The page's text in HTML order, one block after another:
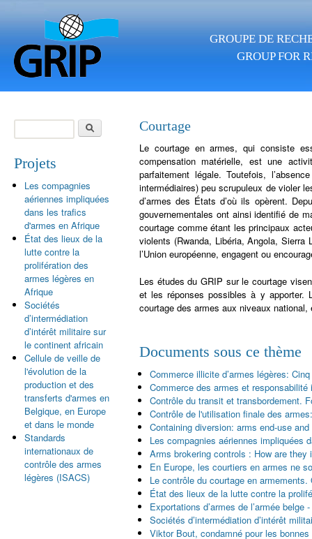
GROUPE DE
GROUP FOR
Courtage
Le courtage en armes, qui consiste
compensation matérielle, est une
parfaitement légale. Toutefois,
intermédiaires) peu scrupuleux de violer
d’armes des États d’où ils opèrent.
gouvernementales ont ainsi identifié de
courtage comme étant les principaux
violents (Rwanda, Libéria, Angola,
l’Union européenne, engagent ou
Les études du GRIP sur le courtage
et les réponses possibles à y apporter.
courtage des armes aux niveaux national,
Documents sous ce thème
Commerce illicite d’armes légères:
Commerce des armes et
Contrôle du transit et transbordement.
Contrôle de l'utilisation finale des
Containing diversion: arms end-use
Les compagnies aériennes impliquées
Arms brokering controls : How are they
En Europe, les courtiers en armes ne
Le contrôle du courtage en
État des lieux de la lutte contre la
Exportations d’armes de l’armée belge
Sociétés d’intermédiation d’intérêt
Viktor Bout, condamné pour les
Formulaire de
recherche
Projets
Les compagnies
aériennes impliquées
dans les trafics
d'armes en Afrique
État des lieux de la
lutte contre la
prolifération des
armes légères en
Afrique
Sociétés
d’intermédiation
d’intérêt militaire sur
le continent africain
Cellule de veille de
l'évolution de la
production et des
transferts d'armes en
Belgique, en Europe
et dans le monde
Standards
internationaux de
contrôle des armes
légères (ISACS)